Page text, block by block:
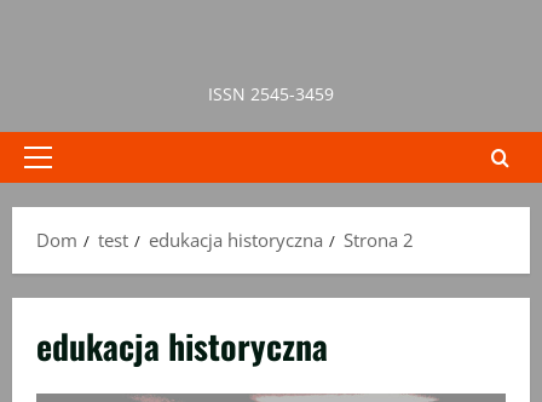
ISSN 2545-3459
Menu
Dom
test edukacja historyczna Strona 2
edukacja historyczna